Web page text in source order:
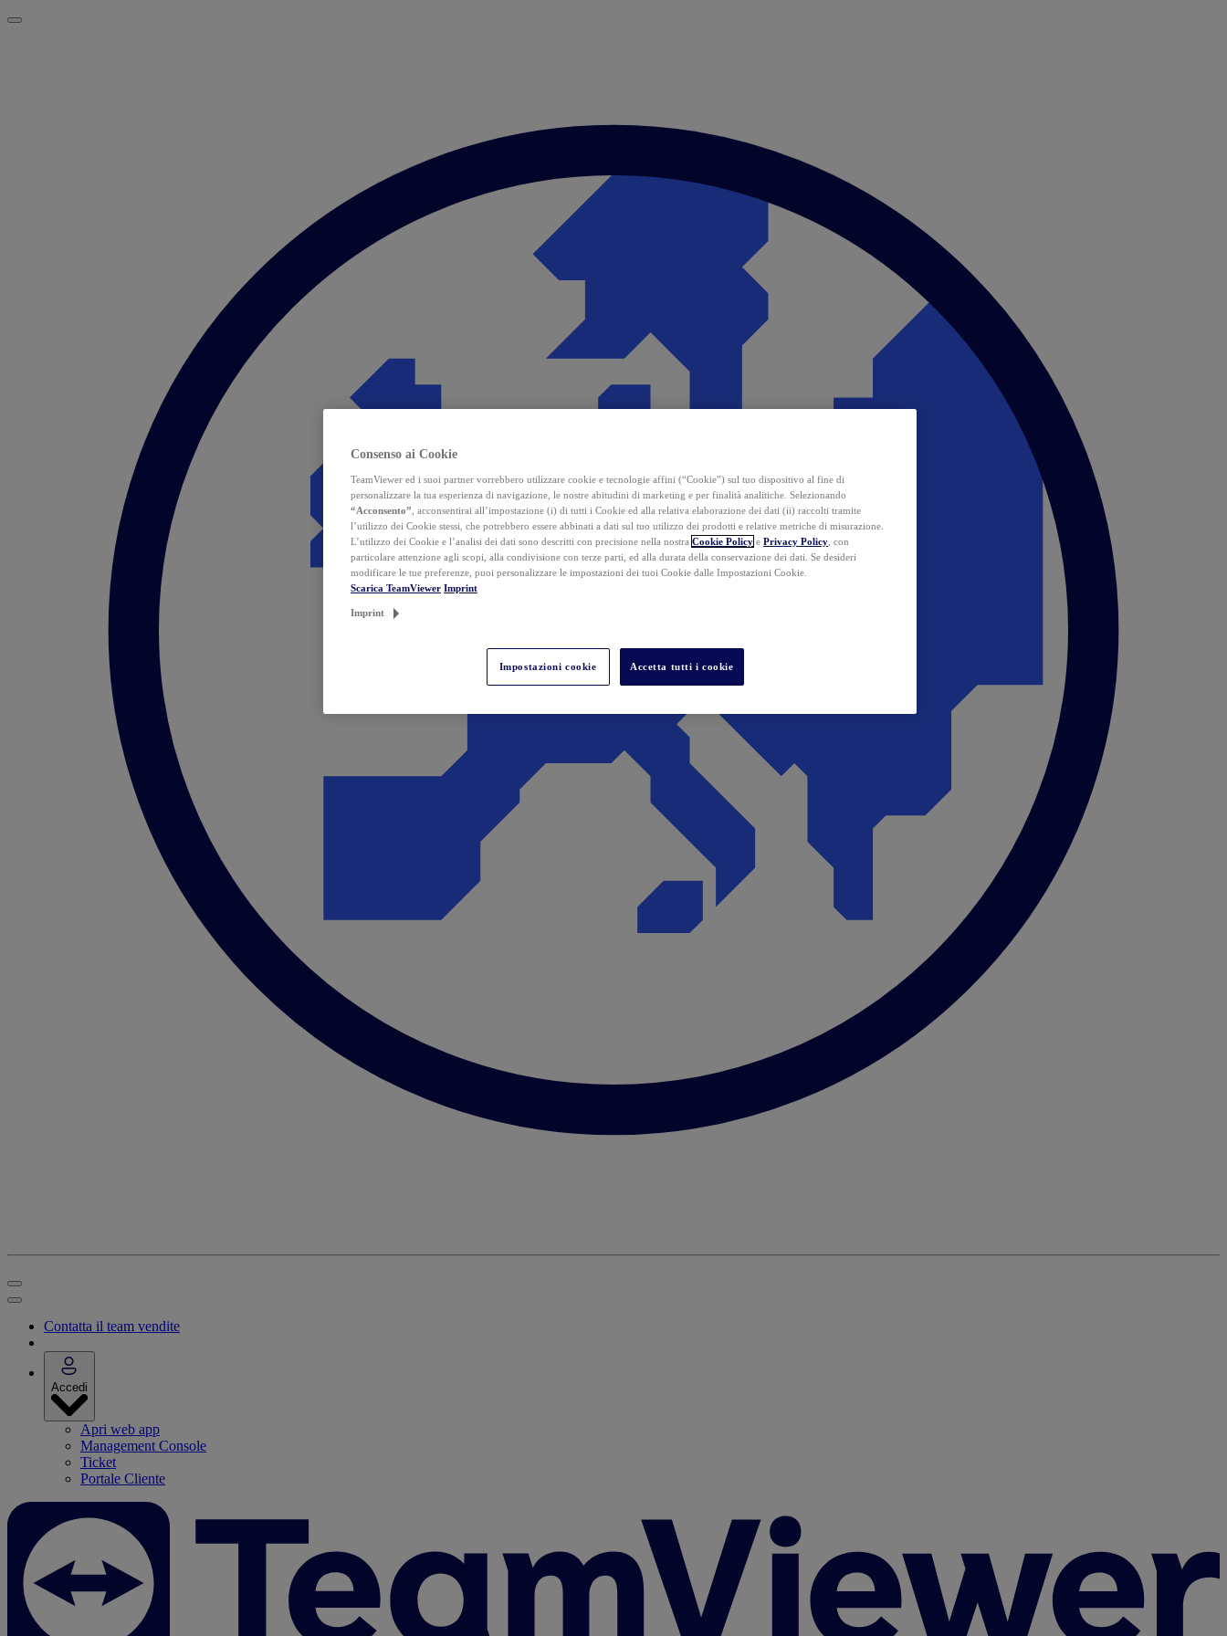
Contatta il team vendite
Accedi
Apri web app
Management Console
Ticket
Portale Cliente
Consenso ai Cookie
TeamViewer ed i suoi partner vorrebbero utilizzare cookie e tecnologie affini (“Cookie”) sul tuo dispositivo al fine di
personalizzare la tua esperienza di navigazione, le nostre abitudini di marketing e per finalità analitiche. Selezionando
“Acconsento” , acconsentirai all’impostazione (i) di tutti i Cookie ed alla relativa elaborazione dei dati (ii) raccolti tramite
l’utilizzo dei Cookie stessi, che potrebbero essere abbinati a dati sul tuo utilizzo dei prodotti e relative metriche di misurazione.
L’utilizzo dei Cookie e l’analisi dei dati sono descritti con precisione nella nostra Cookie Policy e Privacy Policy , con
particolare attenzione agli scopi, alla condivisione con terze parti, ed alla durata della conservazione dei dati. Se desideri
modificare le tue preferenze, puoi personalizzare le impostazioni dei tuoi Cookie dalle Impostazioni Cookie.
Scarica TeamViewer Imprint
Imprint
Impostazioni cookie Accetta tutti i cookie